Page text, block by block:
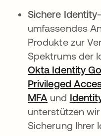
Sichere
umfassendes
Produkte zur
Spektrums der
Okta Identity
Privileged
MFA und
unterstützen
Sicherung Ihrer